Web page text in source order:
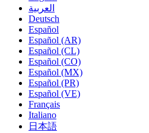
العربية
Deutsch
Español
Español (AR)
Español (CL)
Español (CO)
Español (MX)
Español (PR)
Español (VE)
Français
Italiano
日本語